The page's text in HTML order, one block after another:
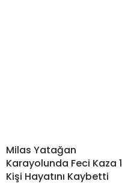
Milas Yatağan
Karayolunda Feci Kaza 1
Kişi Hayatını Kaybetti